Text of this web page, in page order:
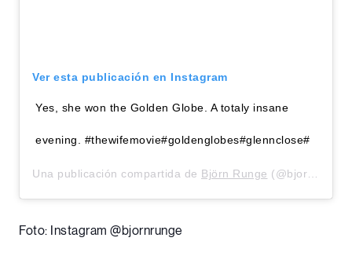
Ver esta publicación en Instagram
Yes, she won the Golden Globe. A totaly insane
evening. #thewifemovie#goldenglobes#glennclose#
Una publicación compartida de Björn Runge (@bjornrunge) el
Foto: Instagram @bjornrunge